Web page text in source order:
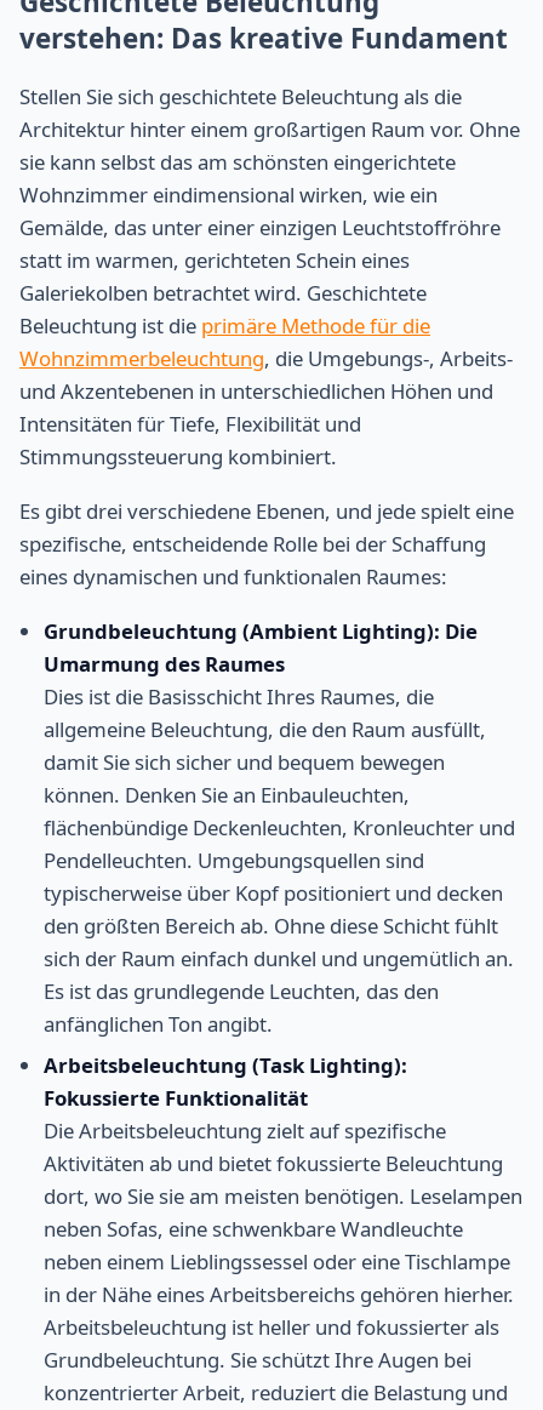
verstehen: Das kreative Fundament
Stellen Sie sich geschichtete Beleuchtung als die
Architektur hinter einem großartigen Raum vor. Ohne
sie kann selbst das am schönsten eingerichtete
Wohnzimmer eindimensional wirken, wie ein
Gemälde, das unter einer einzigen Leuchtstoffröhre
statt im warmen, gerichteten Schein eines
Galeriekolben betrachtet wird. Geschichtete
Beleuchtung ist die primäre Methode für die
Wohnzimmerbeleuchtung, die Umgebungs-, Arbeits-
und Akzentebenen in unterschiedlichen Höhen und
Intensitäten für Tiefe, Flexibilität und
Stimmungssteuerung kombiniert.
Es gibt drei verschiedene Ebenen, und jede spielt eine
spezifische, entscheidende Rolle bei der Schaffung
eines dynamischen und funktionalen Raumes:
Grundbeleuchtung (Ambient Lighting): Die
Umarmung des Raumes
Dies ist die Basisschicht Ihres Raumes, die
allgemeine Beleuchtung, die den Raum ausfüllt,
damit Sie sich sicher und bequem bewegen
können. Denken Sie an Einbauleuchten,
flächenbündige Deckenleuchten, Kronleuchter und
Pendelleuchten. Umgebungsquellen sind
typischerweise über Kopf positioniert und decken
den größten Bereich ab. Ohne diese Schicht fühlt
sich der Raum einfach dunkel und ungemütlich an.
Es ist das grundlegende Leuchten, das den
anfänglichen Ton angibt.
Arbeitsbeleuchtung (Task Lighting):
Fokussierte Funktionalität
Die Arbeitsbeleuchtung zielt auf spezifische
Aktivitäten ab und bietet fokussierte Beleuchtung
dort, wo Sie sie am meisten benötigen. Leselampen
neben Sofas, eine schwenkbare Wandleuchte
neben einem Lieblingssessel oder eine Tischlampe
in der Nähe eines Arbeitsbereichs gehören hierher.
Arbeitsbeleuchtung ist heller und fokussierter als
Grundbeleuchtung. Sie schützt Ihre Augen bei
konzentrierter Arbeit, reduziert die Belastung und